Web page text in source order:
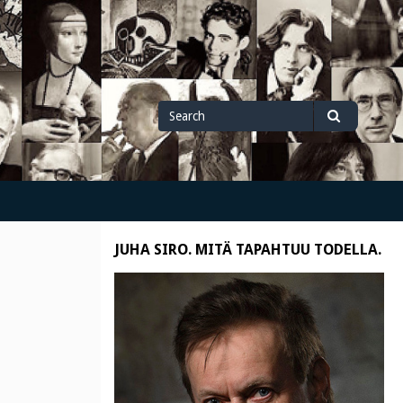
Search
for
Search
JUHA SIRO. MITÄ TAPAHTUU TODELLA.